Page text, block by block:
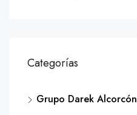
Categorías
Grupo Darek Alcorcón